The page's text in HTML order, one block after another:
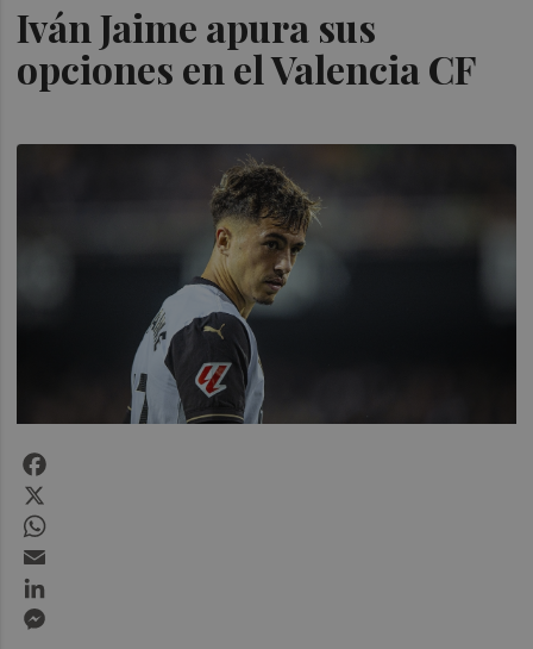
Iván Jaime apura sus
opciones en el Valencia CF